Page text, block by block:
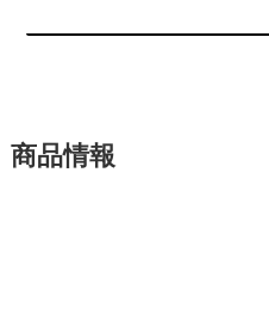
商品情報